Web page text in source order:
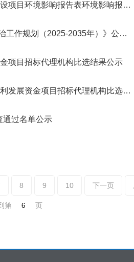
项目环境影响报告表环境影响报…
工作规划（2025-2035年）》公…
项目招标代理机构比选结果公示
发展资金项目招标代理机构比选…
通过名单公示
8 9 10 下一页
第 页